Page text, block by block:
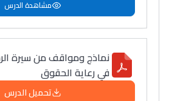
مشاهدة الدرس
نماذج ومواقف من سيرة
في رعاية الحقوق
تحميل الدرس